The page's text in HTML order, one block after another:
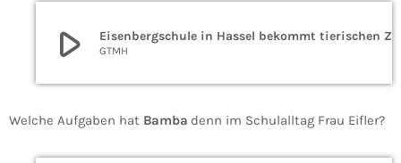
play_arrow GTMH
Welche Aufgaben hat Bamba denn im Schulalltag Frau Eifler?